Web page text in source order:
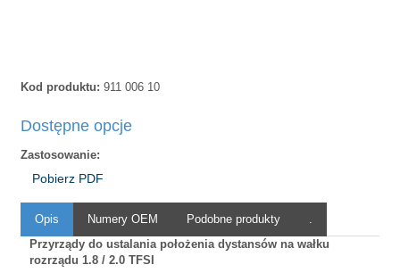
Kod produktu: 911 006 10
Dostępne opcje
Zastosowanie:
Pobierz PDF
Opis Numery OEM Podobne produkty
Przyrządy do ustalania położenia dystansów na wałku
rozrządu 1.8 / 2.0 TFSI